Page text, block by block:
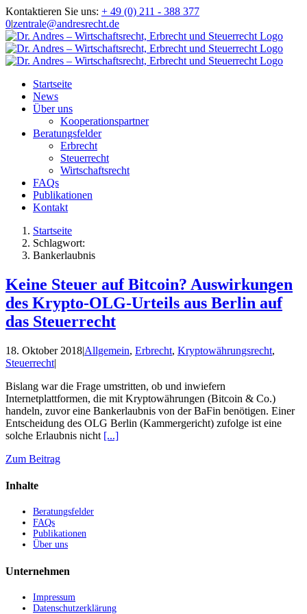
Zum
Inhalt
springen
Kontaktieren Sie uns: + 49 (0) 211 - 388 377
0|zentrale@andresrecht.de
Startseite
News
Über uns
Kooperationspartner
Beratungsfelder
Erbrecht
Steuerrecht
Wirtschaftsrecht
FAQs
Publikationen
Kontakt
Startseite
Schlagwort:
Bankerlaubnis
Keine Steuer auf Bitcoin? Auswirkungen
des Krypto-OLG-Urteils aus Berlin auf
das Steuerrecht
18. Oktober 2018|Allgemein, Erbrecht, Kryptowährungsrecht,
Steuerrecht|
Bislang war die Frage umstritten, ob und inwiefern
Internetplattformen, die mit Kryptowährungen (Bitcoin & Co.)
handeln, zuvor eine Bankerlaubnis von der BaFin benötigen. Einer
Entscheidung des OLG Berlin (Kammergericht) zufolge ist eine
solche Erlaubnis nicht [...]
Zum Beitrag
Inhalte
Beratungsfelder
FAQs
Publikationen
Über uns
Unternehmen
Impressum
Datenschutzerklärung